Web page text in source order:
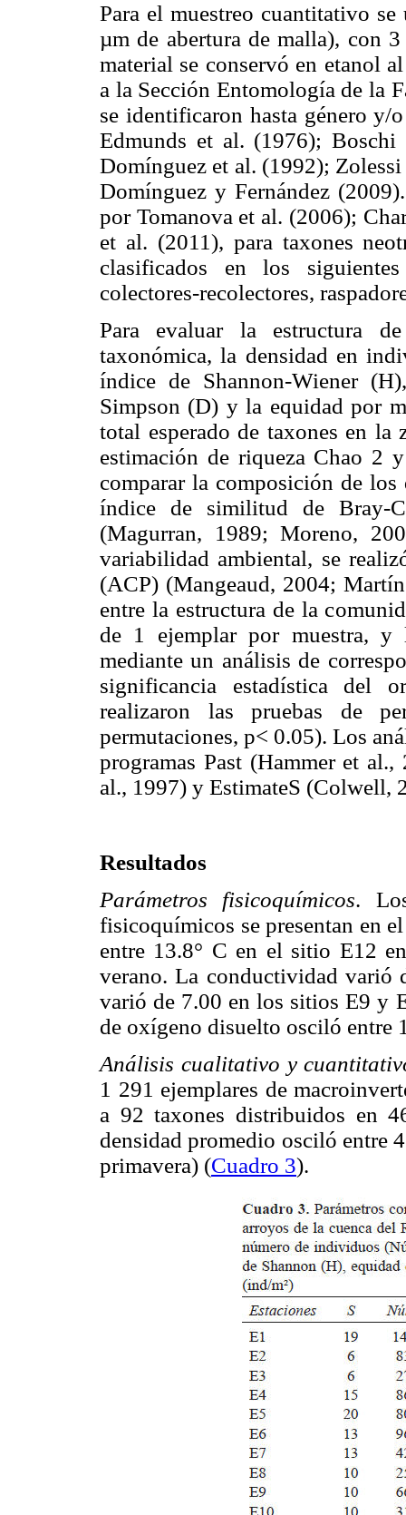
Para el muestreo cuantitativo
µm de abertura de malla), con
material se conservó en etanol
a la Sección Entomología de la
se identificaron hasta género y/
Edmunds et al. (1976);
Domínguez et al. (1992);
Domínguez y Fernández
por Tomanova et al. (2006);
et al. (2011), para taxones
clasificados en los
colectores-recolectores,
Para evaluar la estructura
taxonómica, la densidad en
índice de Shannon-Wiener
Simpson (D) y la equidad por
total esperado de taxones en
estimación de riqueza Chao 2
comparar la composición de
índice de similitud de Bray-
(Magurran, 1989; Moreno,
variabilidad ambiental, se
(ACP) (Mangeaud, 2004;
entre la estructura de la
de 1 ejemplar por muestra, y
mediante un análisis de
significancia estadística del
realizaron las pruebas de
permutaciones, p< 0.05). Los
programas Past (Hammer et
al., 1997) y EstimateS (Colwell,
Resultados
Parámetros fisicoquímicos.
fisicoquímicos se presentan en
entre 13.8° C en el sitio E12
verano. La conductividad varió
varió de 7.00 en los sitios E9 y
de oxígeno disuelto osciló entre
Análisis cualitativo y
1 291 ejemplares de
a 92 taxones distribuidos en
densidad promedio osciló entre
primavera) (Cuadro 3).